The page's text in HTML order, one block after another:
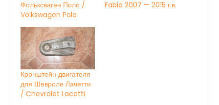
Фольксваген Поло /
Volkswagen Polo
Fabia 2007 — 2015 г.в.
Кронштейн двигателя
для Шевроле Лачетти
/ Chevrolet Lacetti